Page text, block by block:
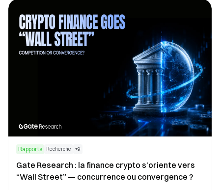
Rapports Recherche +9
Gate Research : la finance crypto s’oriente vers
“Wall Street” — concurrence ou convergence ?